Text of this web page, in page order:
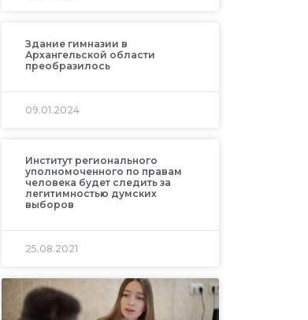
Здание гимназии в
Архангельской области
преобразилось
09.01.2024
Институт регионального
уполномоченного по правам
человека будет следить за
легитимностью думских
выборов
25.08.2021